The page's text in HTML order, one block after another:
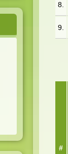
8.
9.
#